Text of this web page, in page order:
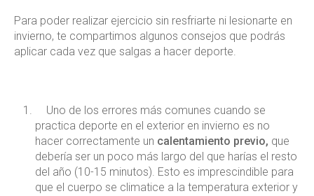
Para poder realizar ejercicio sin resfriarte ni lesionarte en
invierno, te compartimos algunos consejos que podrás
aplicar cada vez que salgas a hacer deporte.
Uno de los errores más comunes cuando se
practica deporte en el exterior en invierno es no
hacer correctamente un calentamiento previo, que
debería ser un poco más largo del que harías el resto
del año (10-15 minutos). Esto es imprescindible para
que el cuerpo se climatice a la temperatura exterior y